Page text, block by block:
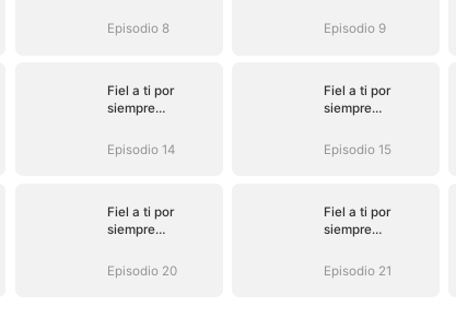
Episodio 8
Episodio 9
Fiel a ti por
siempre
Episodio 14
Fiel a ti por
siempre
Episodio 15
Fiel a ti por
siempre
Episodio 20
Fiel a ti por
siempre
Episodio 21